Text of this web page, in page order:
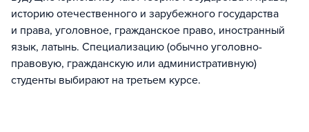
историю отечественного и зарубежного государства
и права, уголовное, гражданское право, иностранный
язык, латынь. Специализацию (обычно уголовно-
правовую, гражданскую или административную)
студенты выбирают на третьем курсе.